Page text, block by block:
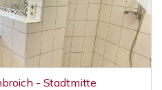
- Stadtmitte